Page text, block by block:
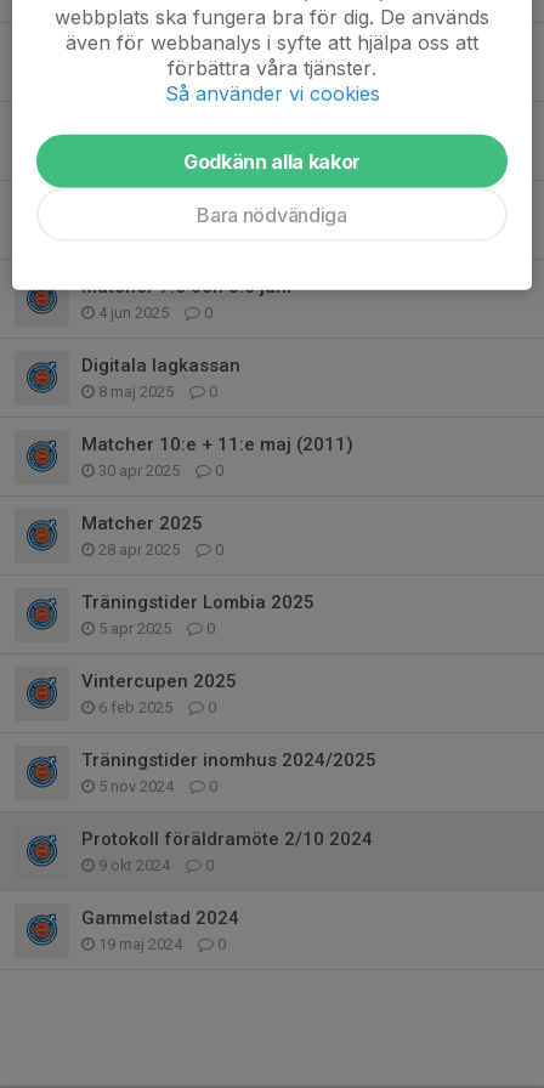
Matcher 16-17/8 i Luleå
13 aug 2025 0
0
Kiruna FF häftet 2025
Matcher 7:e och 8:e juni
4 jun 2025 0
Digitala lagkassan
8 maj 2025 0
Matcher 10:e + 11:e maj (2011)
30 apr 2025 0
Matcher 2025
28 apr 2025 0
Träningstider Lombia 2025
5 apr 2025 0
Vintercupen 2025
6 feb 2025 0
Träningstider inomhus 2024/2025
5 nov 2024 0
Protokoll föräldramöte 2/10 2024
9 okt 2024 0
Gammelstad 2024
19 maj 2024 0
webbplats ska fungera bra för dig. De används
även för webbanalys i syfte att hjälpa oss att
förbättra våra tjänster.
Så använder vi cookies
Godkänn alla kakor
Bara nödvändiga